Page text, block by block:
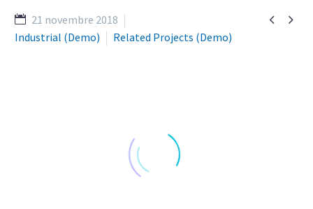
 
21 novembre 2018
Industrial (Demo)
Related Projects (Demo)